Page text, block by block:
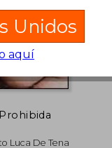
Luca De Tena
Unidos
aquí